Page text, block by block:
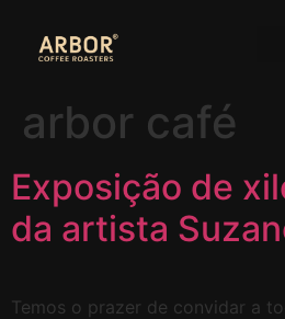
arbor café
Exposição de
da artista
Temos o prazer de convidar a